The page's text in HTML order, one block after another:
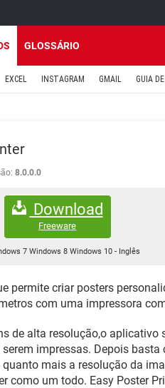
GLOSSÁRIO
EXCEL INSTAGRAM GMAIL GUIA
8.0.0.0
Download
Freeware
7 Windows 8 Windows 10- Inglês
permite criar posters
com uma impressora
de alta resolução,o aplicativo
impressas. Depois basta
mais a resolução da
como um todo. Easy Poster